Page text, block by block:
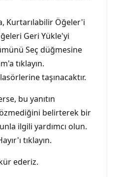
Kurtarılabilir Öğeler'i
Geri Yükle'yi
Seç düğmesine
tıklayın.
taşınacaktır.
bu yanıtın
belirterek bir
ilgili yardımcı olun.
tıklayın.
ederiz.